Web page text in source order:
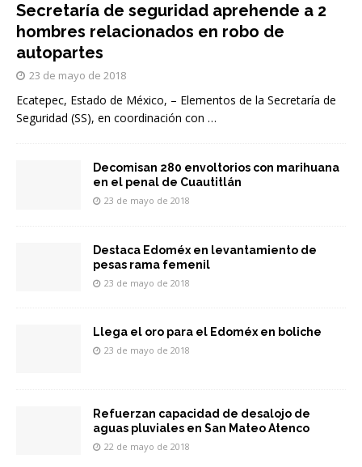
Secretaría de seguridad aprehende a 2
hombres relacionados en robo de
autopartes
23 de mayo de 2018
Ecatepec, Estado de México, – Elementos de la Secretaría de
Seguridad (SS), en coordinación con …
Decomisan 280 envoltorios con marihuana
en el penal de Cuautitlán
23 de mayo de 2018
Destaca Edoméx en levantamiento de
pesas rama femenil
23 de mayo de 2018
Llega el oro para el Edoméx en boliche
23 de mayo de 2018
Refuerzan capacidad de desalojo de
aguas pluviales en San Mateo Atenco
22 de mayo de 2018